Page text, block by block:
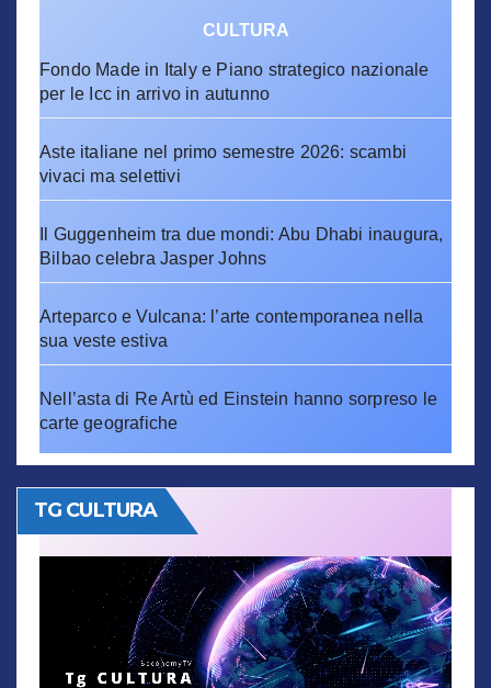
CULTURA
Fondo Made in Italy e Piano strategico nazionale
per le Icc in arrivo in autunno
Aste italiane nel primo semestre 2026: scambi
vivaci ma selettivi
Il Guggenheim tra due mondi: Abu Dhabi inaugura,
Bilbao celebra Jasper Johns
Arteparco e Vulcana: l’arte contemporanea nella
sua veste estiva
Nell’asta di Re Artù ed Einstein hanno sorpreso le
carte geografiche
TG CULTURA